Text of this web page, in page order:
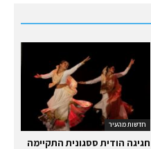
חדשות מהעיר
חגיגה הודית ססגונית התקיימה